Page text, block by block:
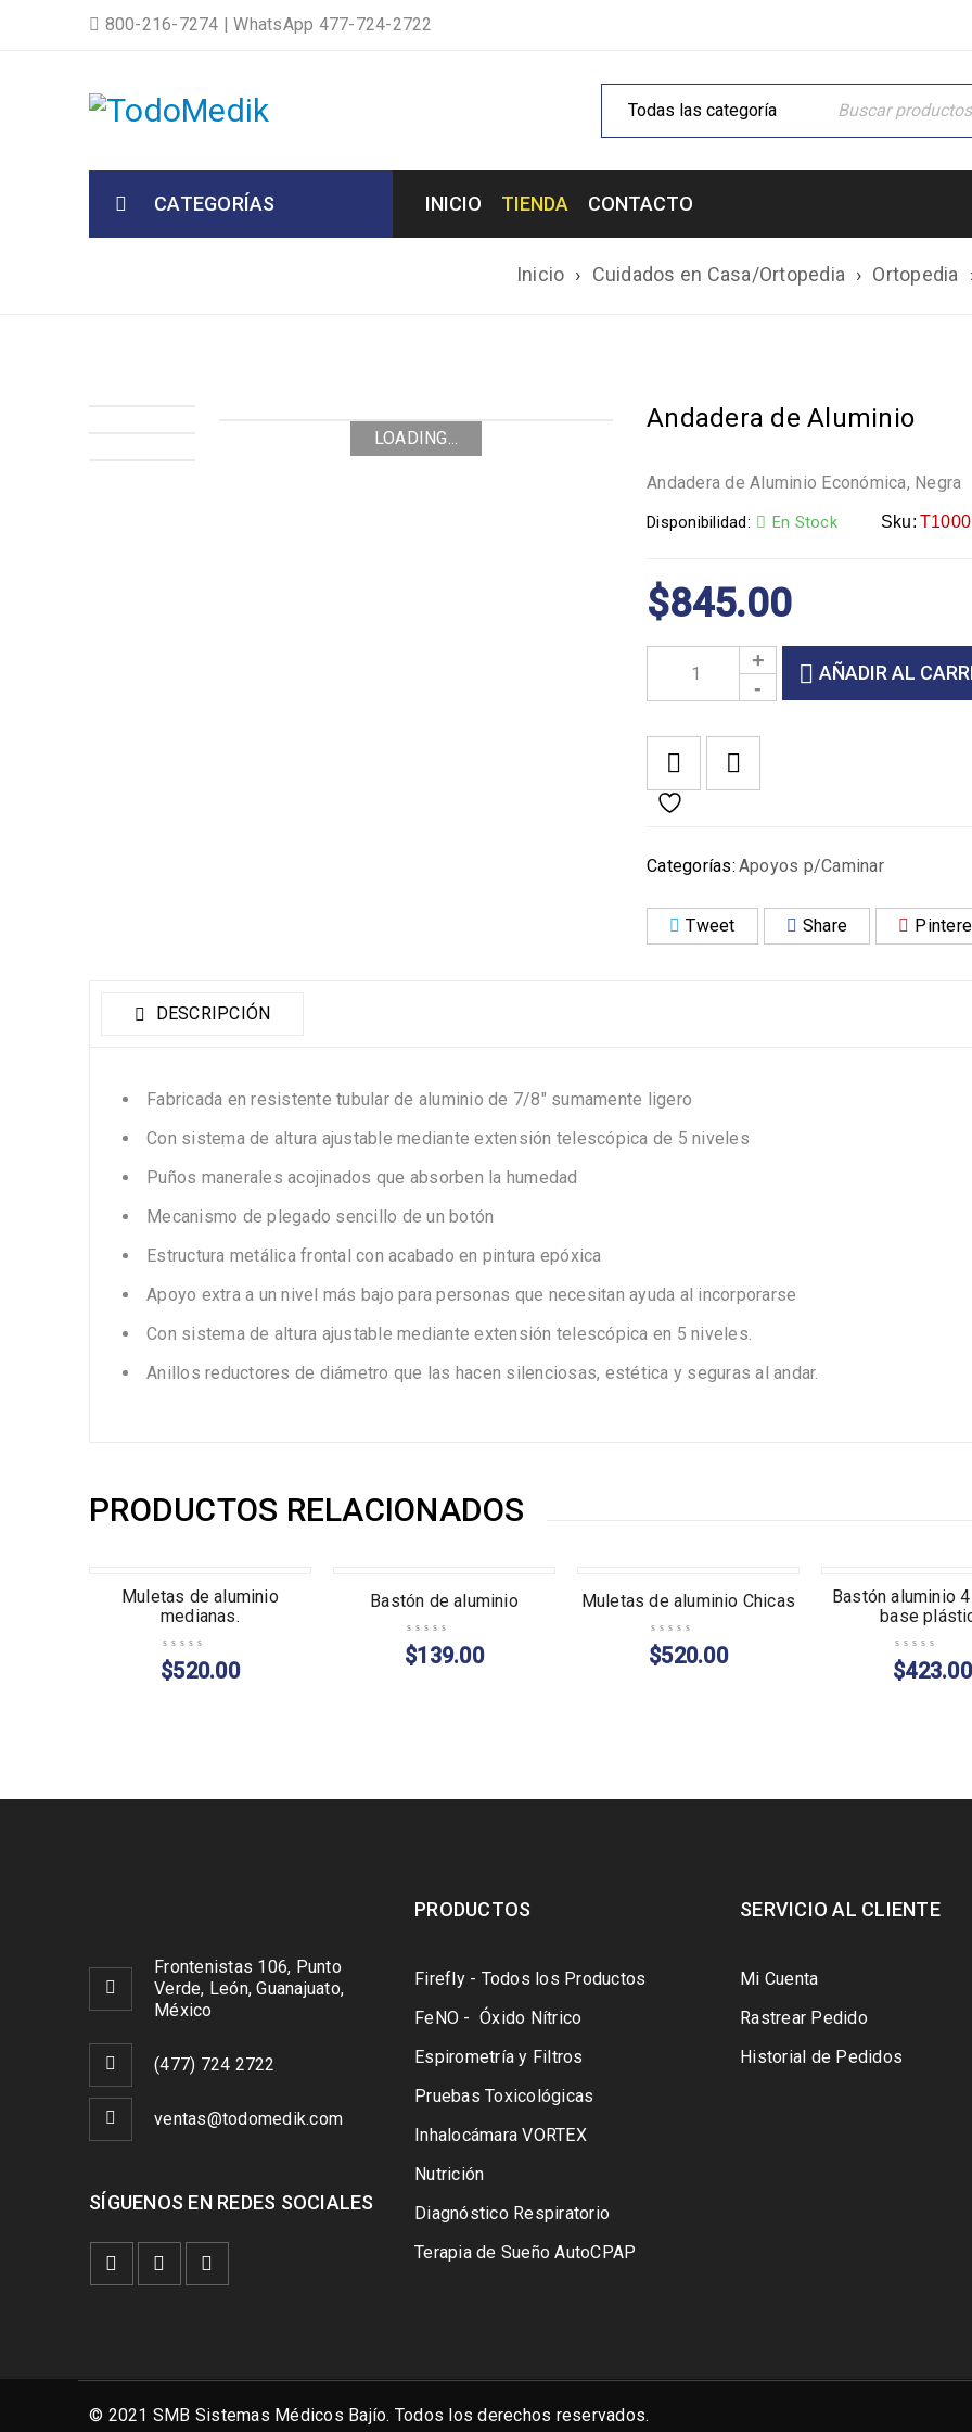
800-216-7274 |WhatsApp 477-724-2722
CATEGORÍAS INICIO TIENDA CONTACTO
Inicio › Cuidados en Casa/Ortopedia › Ortopedia
LOADING...
Andadera de Aluminio
Andadera de Aluminio Económica, Negra
Disponibilidad: En Stock Sku:
$845.00
AÑADIR AL
Categorías: Apoyos p/Caminar
Tweet Share
DESCRIPCIÓN
Fabricada en resistente tubular de aluminio de 7/8″ sumamente ligero
Con sistema de altura ajustable mediante extensión telescópica de 5 niveles
Puños manerales acojinados que absorben la humedad
Mecanismo de plegado sencillo de un botón
Estructura metálica frontal con acabado en pintura epóxica
Apoyo extra a un nivel más bajo para personas que necesitan ayuda al incorporarse
Con sistema de altura ajustable mediante extensión telescópica en 5 niveles.
Anillos reductores de diámetro que las hacen silenciosas, estética y seguras al andar.
PRODUCTOS RELACIONADOS
AGOTADO
Muletas de aluminio
medianas.
$520.00
Bastón de aluminio
$139.00
Muletas de aluminio Chicas
$520.00
Bastón aluminio
base
$423.00
Frontenistas 106, Punto
Verde, León, Guanajuato,
México
(477) 724 2722
ventas@todomedik.com
SÍGUENOS EN REDES SOCIALES
PRODUCTOS
Firefly - Todos los Productos
FeNO - Óxido Nítrico
Espirometría y Filtros
Pruebas Toxicológicas
Inhalocámara VORTEX
Nutrición
Diagnóstico Respiratorio
Terapia de Sueño AutoCPAP
SERVICIO AL CLIENTE
Mi Cuenta
Rastrear Pedido
Historial de Pedidos
© 2021 SMB Sistemas Médicos Bajío. Todos los derechos reservados.